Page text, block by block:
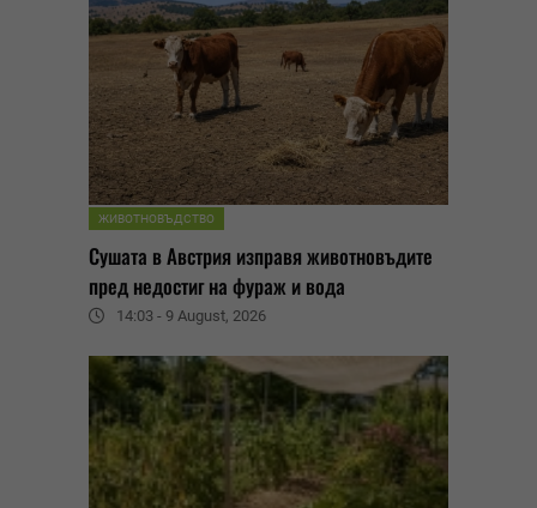
ЖИВОТНОВЪДСТВО
Сушата в Австрия изправя животновъдите
пред недостиг на фураж и вода
14:03 - 9 August, 2026